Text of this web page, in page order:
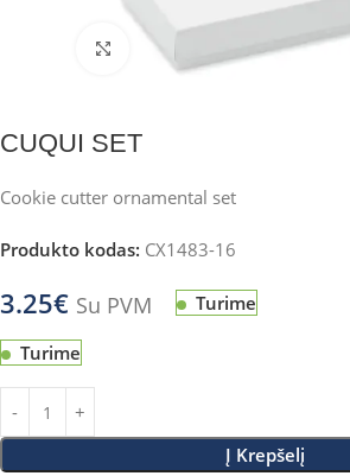
Click to enlarge
CUQUI SET
Cookie cutter ornamental set
Produkto kodas: CX1483-16
3.25€ Su PVM Turime
Turime
Į Krepšelį